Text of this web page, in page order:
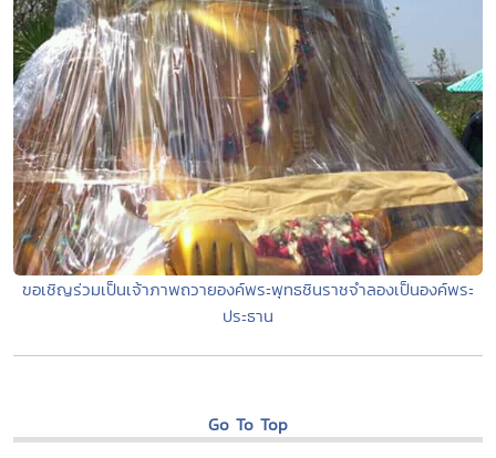
ขอเชิญร่วมเป็นเจ้าภาพถวายองค์พระพุทธชินราชจำลองเป็นองค์พระ
ประธาน
Go To Top